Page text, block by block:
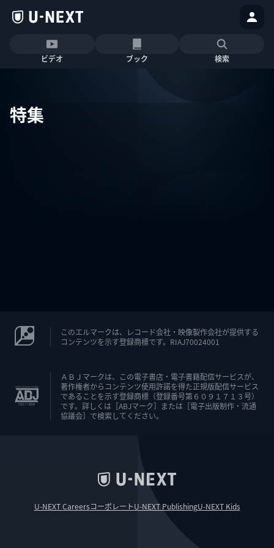
ビデオ ブック 検索
特集
このエルマークは、レコード会社・映像製作会社が提供する
コンテンツを示す登録商標です。RIAJ70024001
ＡＢＪマークは、この電子書店・電子書籍配信サービスが、
著作権者からコンテンツ使用許諾を得た正規版配信サービス
であることを示す登録商標（登録番号第６０９１７１３号）
です。詳しくは［ABJマーク］または［電子出版制作・流通
協議会］で検索してください。
U-NEXT CareersコーポレートU-NEXT PublishingU-NEXT Kids